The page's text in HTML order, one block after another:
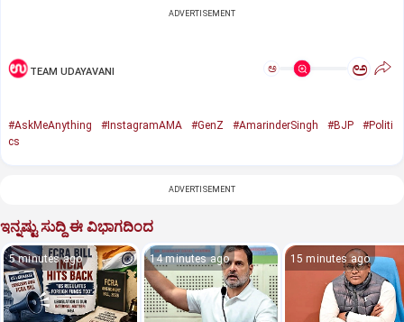
ADVERTISEMENT
TEAM UDAYAVANI ಅ ಅ
#AskMeAnything #InstagramAMA #GenZ #AmarinderSingh #BJP
#Politi
cs
ADVERTISEMENT
ಇನ್ನಷ್ಟು ಸುದ್ದಿ ಈ ವಿಭಾಗದಿಂದ
5 minutes ago 14 minutes ago 15 minutes ago